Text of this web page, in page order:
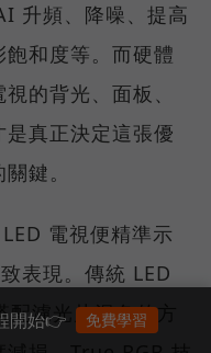
升頻、降噪、提高
和度等。而硬體
的背光、面板、
真正決定這張優
鍵。
電視便精準示
表現。傳統 LED
配濾光片混色的方
開始👉 免費學習